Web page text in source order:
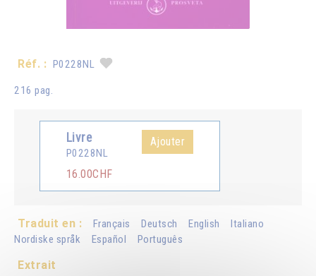
Réf. : P0228NL
216 pag.
Livre
P0228NL
16.00CHF
Ajouter
Traduit en : Français Deutsch English
Italiano
Nordiske språk
Español Português
Extrait